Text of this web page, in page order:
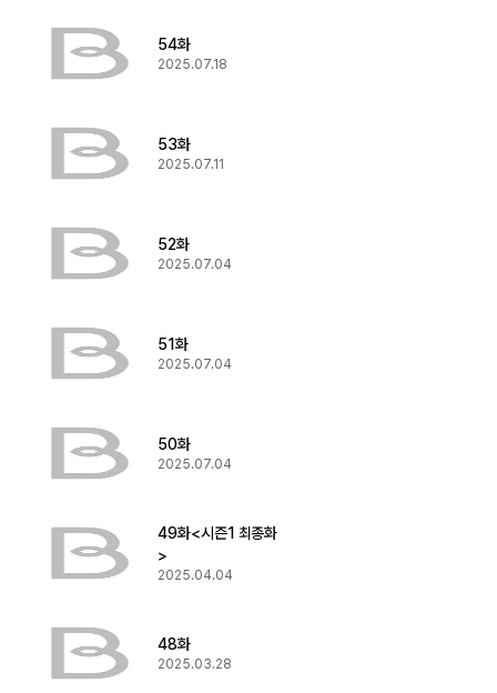
54화
2025.07.18
53화
2025.07.11
52화
2025.07.04
51화
2025.07.04
50화
2025.07.04
49화<시즌1 최종화
>
2025.04.04
48화
2025.03.28